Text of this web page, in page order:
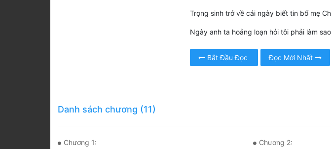
Trọng sinh trở về cái ngày biết tin bố mẹ
Ngày anh ta hoảng loạn hỏi tôi phải làm
Bắt Đầu Đọc Đọc Mới Nhất
Danh sách chương (11)
Chương 1: Chương 2: